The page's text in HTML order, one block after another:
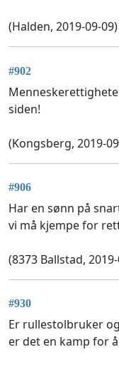
(Halden, 2019-09-09)
#902
siden!
(Kongsberg, 2019-
#906
Har en sønn på
vi må kjempe for
(8373 Ballstad,
#930
Er rullestolbruker
er det en kamp for